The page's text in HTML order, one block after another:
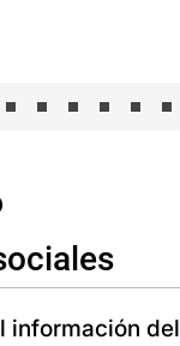
información del